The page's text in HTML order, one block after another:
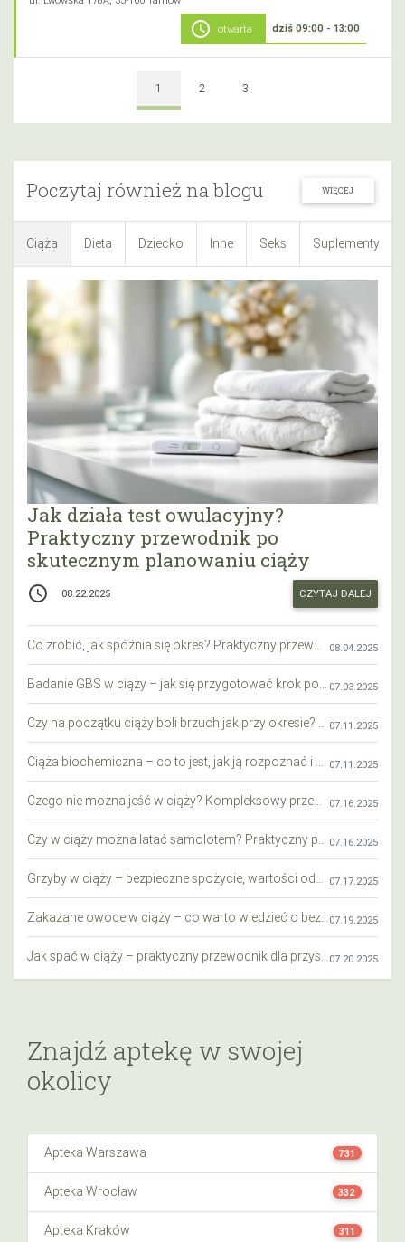
schedule otwarta dziś 09:00 - 13:00
1 2 3
Poczytaj również na blogu WIĘCEJ
Ciąża Dieta Dziecko Inne Seks Suplementy
Jak działa test owulacyjny?
Praktyczny przewodnik po
skutecznym planowaniu ciąży
access_time 08.22.2025 CZYTAJ DALEJ
08.04.2025
07.03.2025
07.11.2025
07.11.2025
07.16.2025
07.16.2025
07.17.2025
07.19.2025
07.20.2025
Znajdź aptekę w swojej
okolicy
Apteka Warszawa 731
Apteka Wrocław 332
Apteka Kraków 311